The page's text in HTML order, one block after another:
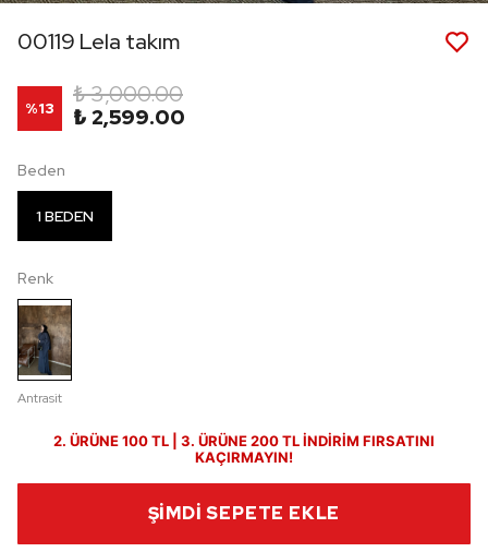
00119 Lela takım
%13
₺ 3,000.00
₺ 2,599.00
Beden
1 BEDEN
Renk
Antrasit
2. ÜRÜNE 100 TL | 3. ÜRÜNE 200 TL İNDİRİM FIRSATINI
KAÇIRMAYIN!
ŞİMDİ SEPETE EKLE